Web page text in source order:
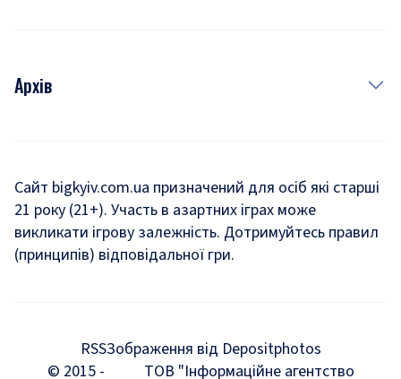
Архів
Комуналка
Хроніки війни
Мегаполіс
Сайт bigkyiv.com.ua призначений для осіб які старші
21 року (21+). Участь в азартних іграх може
викликати ігрову залежність. Дотримуйтесь правил
(принципів) відповідальної гри.
RSSЗображення від Depositphotos
© 2015 -
ТОВ "Інформаційне агентство